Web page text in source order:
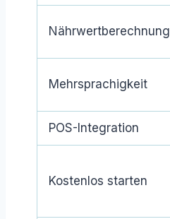
Nährwertberechnung
Mehrsprachigkeit
POS-Integration
Kostenlos starten